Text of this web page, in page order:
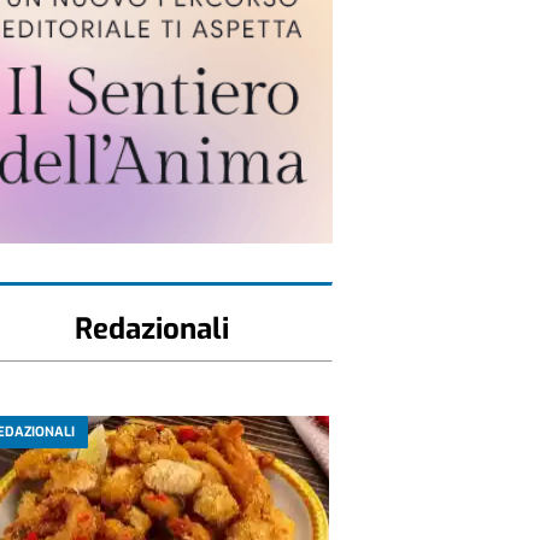
Redazionali